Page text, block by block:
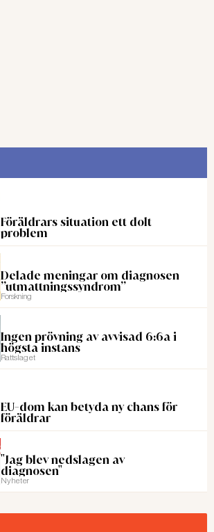
Föräldrars situation ett dolt
problem
Delade meningar om diagnosen
”utmattningssyndrom”
Forskning
Ingen prövning av avvisad 6:6a i
högsta instans
Rattslaget
EU-dom kan betyda ny chans för
föräldrar
"Jag blev nedslagen av
diagnosen"
Nyheter